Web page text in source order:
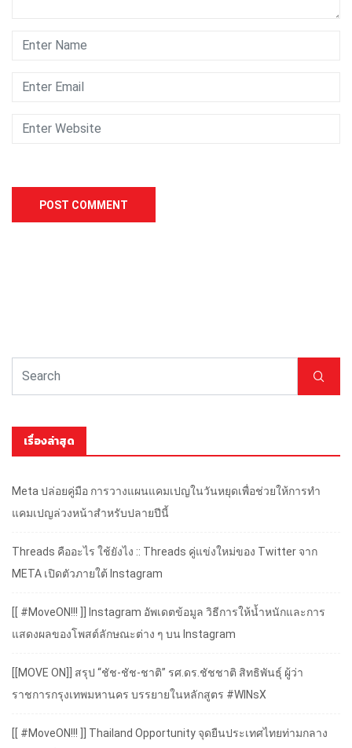
เรื่องล่าสุด
Meta ปล่อยคู่มือ การวางแผนแคมเปญในวันหยุดเพื่อช่วยให้การทำ
แคมเปญล่วงหน้าสำหรับปลายปีนี้
Threads คืออะไร ใช้ยังไง :: Threads คู่แข่งใหม่ของ Twitter จาก
META เปิดตัวภายใต้ Instagram
[[ #MoveON!!! ]] Instagram อัพเดตข้อมูล วิธีการให้น้ำหนักและการ
แสดงผลของโพสต์ลักษณะต่าง ๆ บน Instagram
[[MOVE ON]] สรุป “ชัช-ชัช-ชาติ” รศ.ดร.ชัชชาติ สิทธิพันธุ์ ผู้ว่า
ราชการกรุงเทพมหานคร บรรยายในหลักสูตร #WINsX
[[ #MoveON!!! ]] Thailand Opportunity จุดยืนประเทศไทยท่ามกลาง